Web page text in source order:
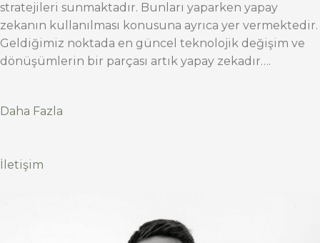
stratejileri sunmaktadır. Bunları yaparken yapay
zekanın kullanılması konusuna ayrıca yer vermektedir.
Geldiğimiz noktada en güncel teknolojik değişim ve
dönüşümlerin bir parçası artık yapay zekadır….
Daha Fazla
İletişim